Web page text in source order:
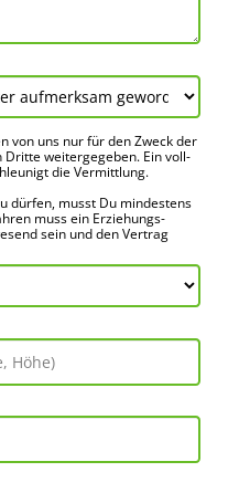
von uns nur für den Zweck der
Dritte weiter­gegeben. Ein voll­
die Vermitt­lung.
dürfen, musst Du mindes­tens
muss ein Erziehungs­
sein und den Vertrag